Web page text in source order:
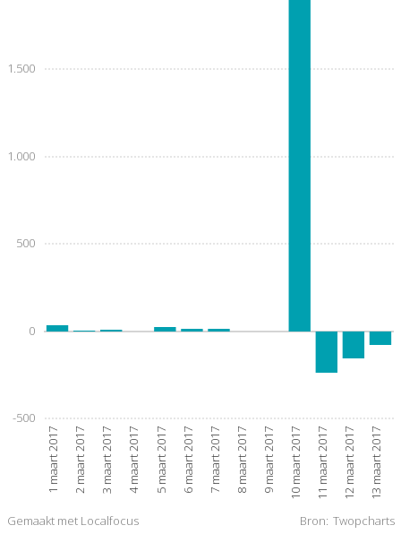
1 maart 2017 2 maart 2017 3 maart 2017 4 maart 2017 5 maart 2017 6 maart 2017 7 maart 2017 8 maart 2017 9 maart 2017 10 maart 2017 11 maart 2017 12 maart 2017 13 maart 2017
-500
0
500
1.000
1.500
Bron: Twopcharts
Gemaakt met Localfocus